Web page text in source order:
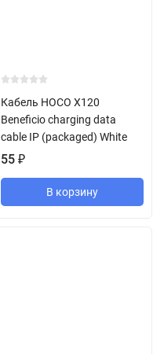
Кабель HOCO X120
Beneficio charging data
cable IP (packaged) White
55 ₽
В корзину